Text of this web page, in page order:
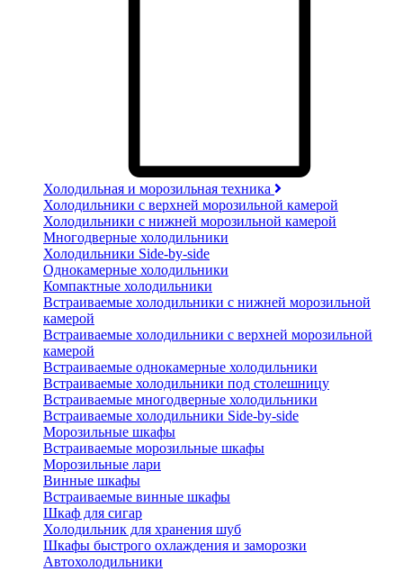
Холодильная и морозильная техника
Холодильники с верхней морозильной камерой
Холодильники с нижней морозильной камерой
Многодверные холодильники
Холодильники Side-by-side
Однокамерные холодильники
Компактные холодильники
Встраиваемые холодильники с нижней морозильной
камерой
Встраиваемые холодильники с верхней морозильной
камерой
Встраиваемые однокамерные холодильники
Встраиваемые холодильники под столешницу
Встраиваемые многодверные холодильники
Встраиваемые холодильники Side-by-side
Морозильные шкафы
Встраиваемые морозильные шкафы
Морозильные лари
Винные шкафы
Встраиваемые винные шкафы
Шкаф для сигар
Холодильник для хранения шуб
Шкафы быстрого охлаждения и заморозки
Автохолодильники